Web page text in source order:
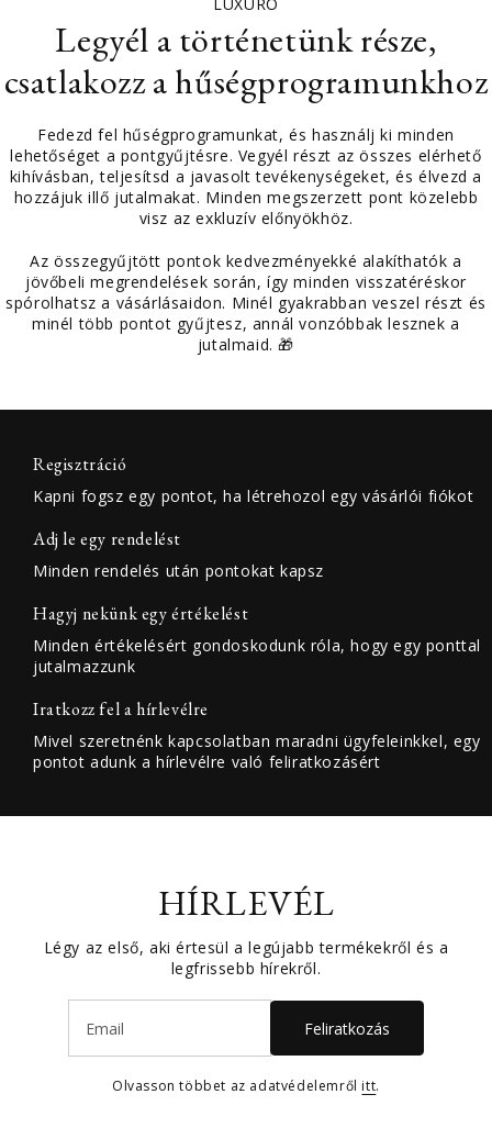
LUXURO
Legyél a történetünk része,
csatlakozz a hűségprogramunkhoz
Fedezd fel hűségprogramunkat, és használj ki minden
lehetőséget a pontgyűjtésre. Vegyél részt az összes elérhető
kihívásban, teljesítsd a javasolt tevékenységeket, és élvezd a
hozzájuk illő jutalmakat. Minden megszerzett pont közelebb
visz az exkluzív előnyökhöz.
Az összegyűjtött pontok kedvezményekké alakíthatók a
jövőbeli megrendelések során, így minden visszatéréskor
spórolhatsz a vásárlásaidon. Minél gyakrabban veszel részt és
minél több pontot gyűjtesz, annál vonzóbbak lesznek a
jutalmaid. 🎁
Regisztráció
Kapni fogsz egy pontot, ha létrehozol egy vásárlói fiókot
Adj le egy rendelést
Minden rendelés után pontokat kapsz
Hagyj nekünk egy értékelést
Minden értékelésért gondoskodunk róla, hogy egy ponttal
jutalmazzunk
Iratkozz fel a hírlevélre
Mivel szeretnénk kapcsolatban maradni ügyfeleinkkel, egy
pontot adunk a hírlevélre való feliratkozásért
HÍRLEVÉL
Légy az első, aki értesül a legújabb termékekről és a
legfrissebb hírekről.
Feliratkozás
Olvasson többet az adatvédelemről itt.